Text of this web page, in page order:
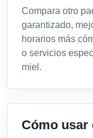
Compara otro
garantizado,
horarios más
o servicios
miel.
Cómo usar